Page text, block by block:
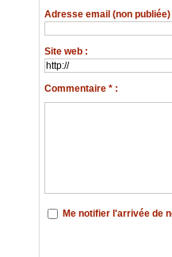
Adresse email (non publiée)
Site web :
Commentaire * :
Me notifier l'arrivée de